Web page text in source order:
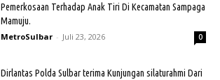
Pemerkosaan Terhadap Anak Tiri Di Kecamatan Sampaga
Mamuju.
MetroSulbar - Juli 23, 2026 0
Dirlantas Polda Sulbar terima Kunjungan silaturahmi Dari